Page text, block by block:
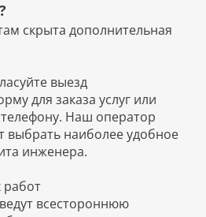
скрыта дополнительная
выезд
для заказа услуг или
Наш оператор
выбрать наиболее удобное
инженера.
работ
всестороннюю